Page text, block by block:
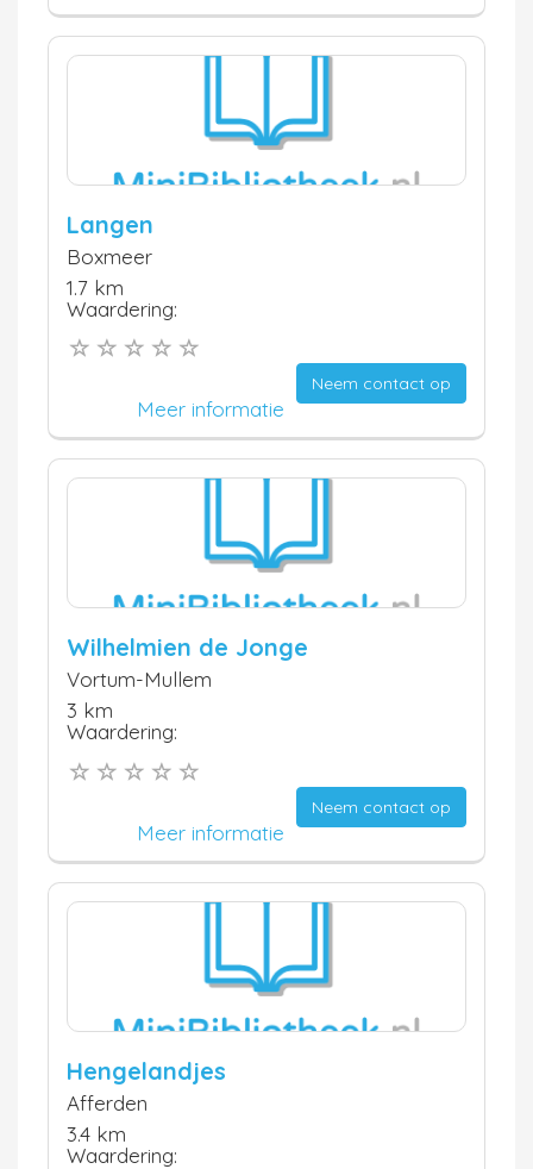
Langen
Boxmeer
1.7 km
Waardering:
Neem contact op
Meer informatie
Wilhelmien de Jonge
Vortum-Mullem
3 km
Waardering:
Neem contact op
Meer informatie
Hengelandjes
Afferden
3.4 km
Waardering: